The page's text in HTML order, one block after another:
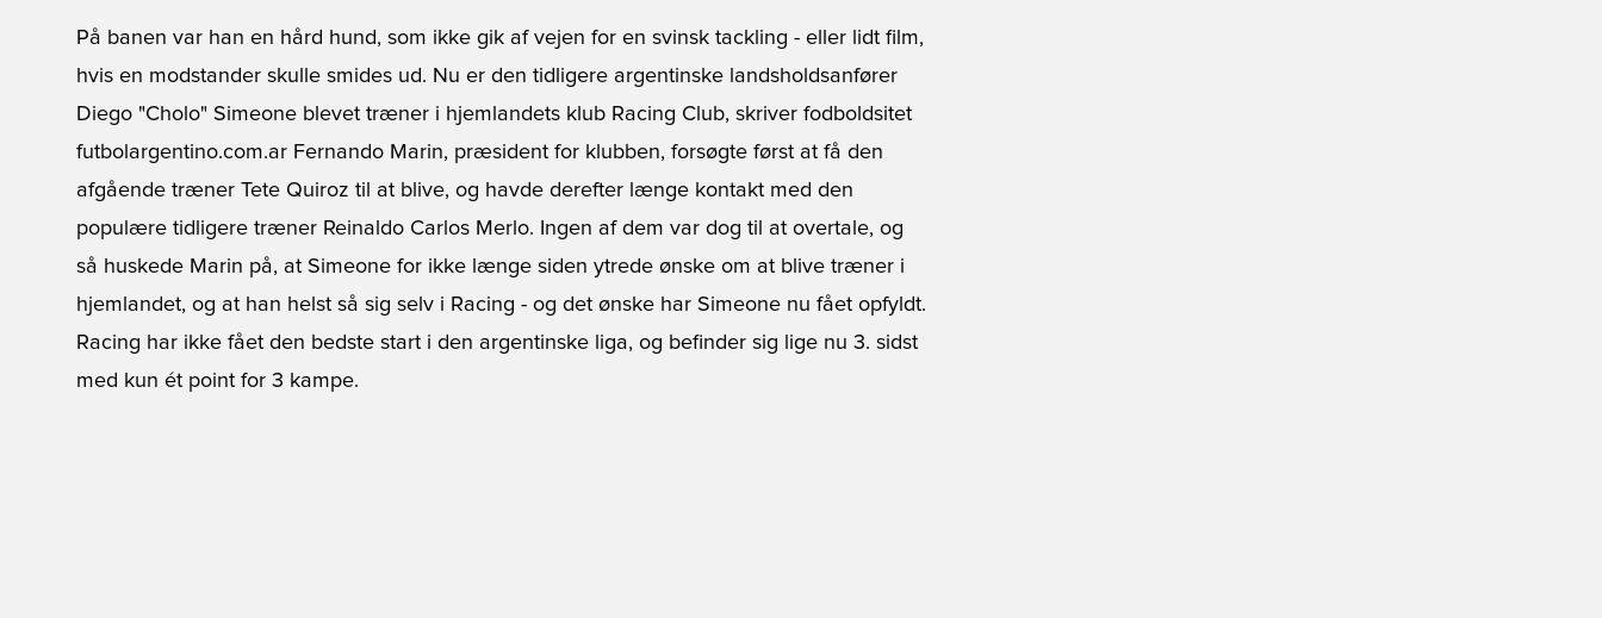
På banen var han en hård hund, som ikke gik af vejen for en svinsk tackling - eller lidt film,
hvis en modstander skulle smides ud. Nu er den tidligere argentinske landsholdsanfører
Diego "Cholo" Simeone blevet træner i hjemlandets klub Racing Club, skriver fodboldsitet
futbolargentino.com.ar Fernando Marin, præsident for klubben, forsøgte først at få den
afgående træner Tete Quiroz til at blive, og havde derefter længe kontakt med den
populære tidligere træner Reinaldo Carlos Merlo. Ingen af dem var dog til at overtale, og
så huskede Marin på, at Simeone for ikke længe siden ytrede ønske om at blive træner i
hjemlandet, og at han helst så sig selv i Racing - og det ønske har Simeone nu fået opfyldt.
Racing har ikke fået den bedste start i den argentinske liga, og befinder sig lige nu 3. sidst
med kun ét point for 3 kampe.